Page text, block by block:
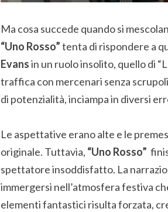
Ma cosa succede quando si
“Uno Rosso”tenta di rispondere a
Evansin un ruolo insolito, quello di
traffica con mercenari senza
di potenzialità, inciampa in diversi
Le aspettative erano alte e le
originale. Tuttavia, “Uno Rosso”
spettatore insoddisfatto. La
immergersi nell’atmosfera festiva
elementi fantastici risulta forzata,